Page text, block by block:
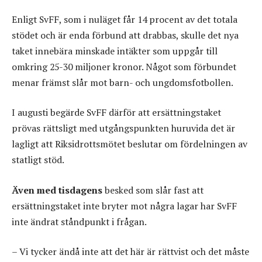
Enligt SvFF, som i nuläget får 14 procent av det totala
stödet och är enda förbund att drabbas, skulle det nya
taket innebära minskade intäkter som uppgår till
omkring 25-30 miljoner kronor. Något som förbundet
menar främst slår mot barn- och ungdomsfotbollen.
I augusti begärde SvFF därför att ersättningstaket
prövas rättsligt med utgångspunkten huruvida det är
lagligt att Riksidrottsmötet beslutar om fördelningen av
statligt stöd.
Även med tisdagensbesked som slår fast att
ersättningstaket inte bryter mot några lagar har SvFF
inte ändrat ståndpunkt i frågan.
– Vi tycker ändå inte att det här är rättvist och det måste